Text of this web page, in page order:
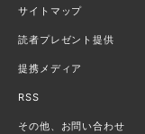
サイトマップ
読者プレゼント提供
提携メディア
RSS
その他、お問い合わせ